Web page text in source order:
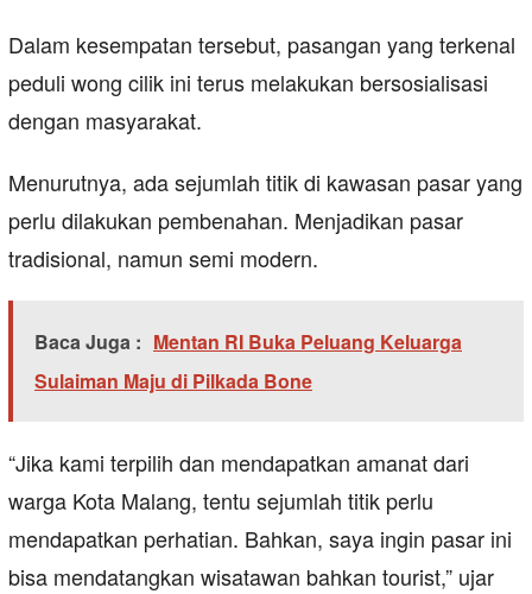
Dalam kesempatan tersebut, pasangan yang terkenal
peduli wong cilik ini terus melakukan bersosialisasi
dengan masyarakat.
Menurutnya, ada sejumlah titik di kawasan pasar yang
perlu dilakukan pembenahan. Menjadikan pasar
tradisional, namun semi modern.
Baca Juga : Mentan RI Buka Peluang Keluarga
Sulaiman Maju di Pilkada Bone
“Jika kami terpilih dan mendapatkan amanat dari
warga Kota Malang, tentu sejumlah titik perlu
mendapatkan perhatian. Bahkan, saya ingin pasar ini
bisa mendatangkan wisatawan bahkan tourist,” ujar